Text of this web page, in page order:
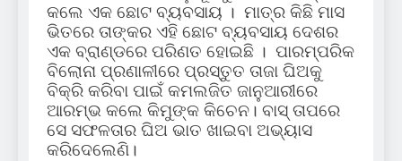
କଲେ ଏକ ଛୋଟ ବ୍ୟବସାୟ । ମାତ୍ର କିଛି ମାସ
ଭିତରେ ତାଙ୍କର ଏହି ଛୋଟ ବ୍ୟବସାୟ ଦେଶର
ଏକ ବ୍ରାଣ୍ଡରେ ପରିଣତ ହୋଇଛି । ପାରମ୍ପରିକ
ବିଲୋନା ପ୍ରଣାଳୀରେ ପ୍ରସ୍ତୁତ ତାଜା ଘିଅକୁ
ବିକ୍ରି କରିବା ପାଇଁ କମଲଜିତ ଜାନୁଆରୀରେ
ଆରମ୍ଭ କଲେ କିମୁଙ୍କ କିଚେନ। ବାସ୍ ତାପରେ
ସେ ସଫଳତାର ଘିଅ ଭାତ ଖାଇବା ଅଭ୍ୟାସ
କରିଦେଲେଣି।